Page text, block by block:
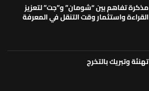
مذكرة تفاهم بين “شومان” و”جت” لتعزيز
القراءة واستثمار وقت التنقل في المعرفة
تهنئة وتبريك بالتخرج